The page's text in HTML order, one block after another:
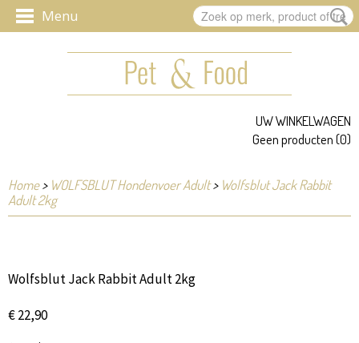
UW WINKELWAGEN
Geen producten(0)
Home> WOLFSBLUT Hondenvoer Adult> Wolfsblut Jack Rabbit
Adult 2kg
Wolfsblut Jack Rabbit Adult 2kg
€ 22,90